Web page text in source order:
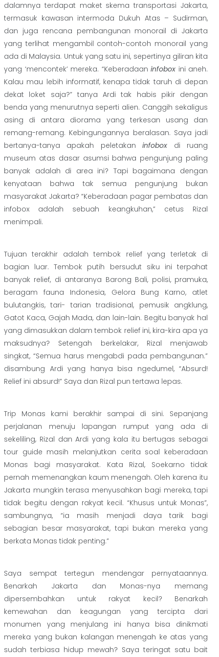
dalamnya terdapat maket skema transportasi Jakarta,
termasuk kawasan intermoda Dukuh Atas – Sudirman,
dan juga rencana pembangunan monorail di Jakarta
yang terlihat mengambil contoh-contoh monorail yang
ada di Malaysia. Untuk yang satu ini, sepertinya giliran kita
yang ‘mencontek’ mereka. “Keberadaan infobox ini aneh.
Kalau mau lebih informatif, kenapa tidak taruh di depan
dekat loket saja?” tanya Ardi tak habis pikir dengan
benda yang menurutnya seperti alien. Canggih sekaligus
asing di antara diorama yang terkesan usang dan
remang-remang. Kebingungannya beralasan. Saya jadi
bertanya-tanya apakah peletakaninfobox di ruang
museum atas dasar asumsi bahwa pengunjung paling
banyak adalah di area ini? Tapi bagaimana dengan
kenyataan bahwa tak semua pengunjung bukan
masyarakat Jakarta? “Keberadaan pagar pembatas dan
infobox adalah sebuah keangkuhan,” cetus Rizal
menimpali.
Tujuan terakhir adalah tembok relief yang terletak di
bagian luar. Tembok putih bersudut siku ini terpahat
banyak relief, di antaranya Barong Bali, polisi, pramuka,
beragam fauna Indonesia, Gelora Bung Karno, atlet
bulutangkis, tari- tarian tradisional, pemusik angklung,
Gatot Kaca, Gajah Mada, dan lain-lain. Begitu banyak hal
yang dimasukkan dalam tembok relief ini, kira-kira apa ya
maksudnya? Setengah berkelakar, Rizal menjawab
singkat, “Semua harus mengabdi pada pembangunan.”
disambung Ardi yang hanya bisa ngedumel, “Absurd!
Relief ini absurd!” Saya dan Rizal pun tertawa lepas.
Trip Monas kami berakhir sampai di sini. Sepanjang
perjalanan menuju lapangan rumput yang ada di
sekeliling, Rizal dan Ardi yang kala itu bertugas sebagai
tour guide masih melanjutkan cerita soal keberadaan
Monas bagi masyarakat. Kata Rizal, Soekarno tidak
pernah memenangkan kaum menengah. Oleh karena itu
Jakarta mungkin terasa menyusahkan bagi mereka, tapi
tidak begitu dengan rakyat kecil. “Khusus untuk Monas”,
sambungnya, “ia masih menjadi daya tarik bagi
sebagian besar masyarakat, tapi bukan mereka yang
berkata Monas tidak penting.”
Saya sempat tertegun mendengar pernyataannya.
Benarkah Jakarta dan Monas-nya memang
dipersembahkan untuk rakyat kecil? Benarkah
kemewahan dan keagungan yang tercipta dari
monumen yang menjulang ini hanya bisa dinikmati
mereka yang bukan kalangan menengah ke atas yang
sudah terbiasa hidup mewah? Saya teringat satu bait